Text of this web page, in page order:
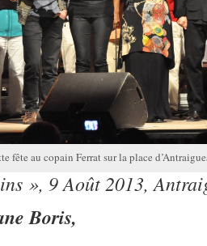
fête au copain Ferrat sur la place
», 9 Août 2013,
Boris,